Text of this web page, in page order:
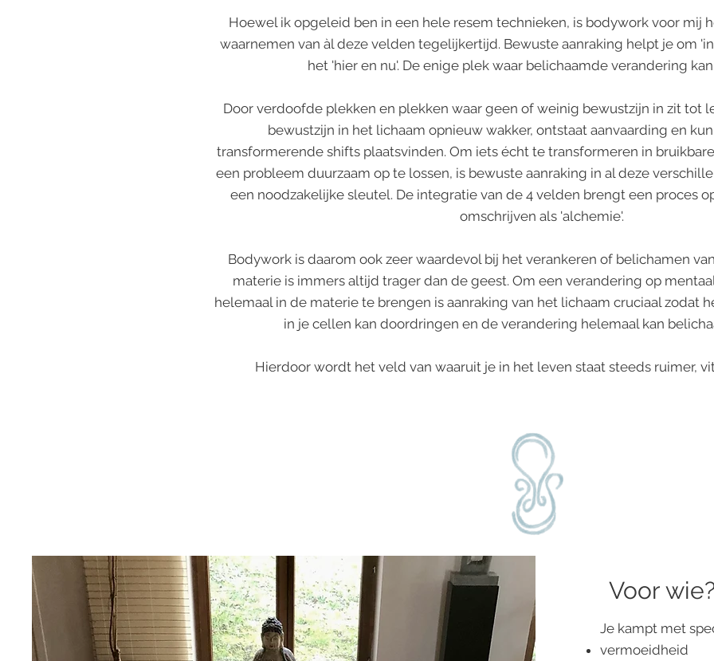
Hoewel ik opgeleid ben in een hele resem technieken, is bodywork voor mij
waarnemen van àl deze velden tegelijkertijd. Bewuste aanraking helpt je om
het 'hier en nu'. De enige plek waar belichaamde verandering
Door verdoofde plekken en plekken waar geen of weinig bewustzijn in zit tot
bewustzijn in het lichaam opnieuw wakker, ontstaat aanvaarding en
transformerende shifts plaatsvinden. Om iets écht te transformeren in
een probleem duurzaam op te lossen, is bewuste aanraking in al deze
een noodzakelijke sleutel. De integratie van de 4 velden brengt een proces
omschrijven als 'alchemie'.
Bodywork is daarom ook zeer waardevol bij het verankeren of belichamen
materie is immers altijd trager dan de geest. Om een verandering op
helemaal in de materie te brengen is aanraking van het lichaam cruciaal zodat
in je cellen kan doordringen en de verandering helemaal kan
Hierdoor wordt het veld van waaruit je in het leven staat steeds ruimer,
Voor
Je kampt met
vermoeidheid